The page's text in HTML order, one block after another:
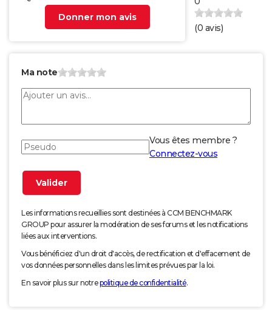
Donner mon avis
(0 avis)
Ma note
Vous êtes membre ?
Connectez-vous
Les informations recueillies sont destinées à CCM BENCHMARK
GROUP pour assurer la modération de ses forums et les notifications
liées aux interventions.
Vous bénéficiez d'un droit d'accès, de rectification et d'effacement de
vos données personnelles dans les limites prévues par la loi.
En savoir plus sur notrepolitique de confidentialité.